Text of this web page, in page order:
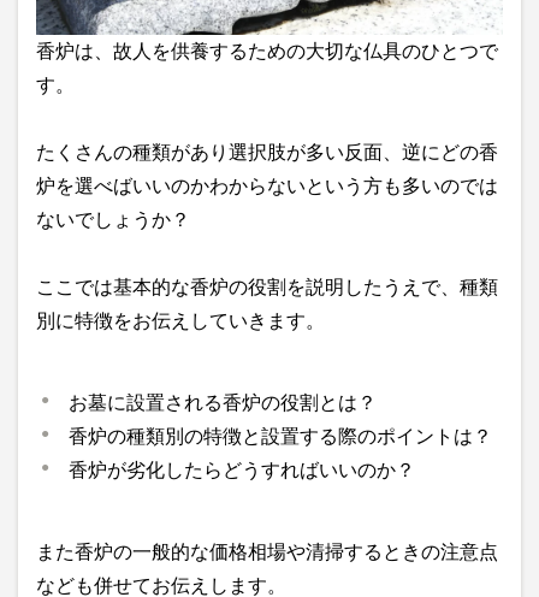
香炉は、故人を供養するための大切な仏具のひとつで
す。
たくさんの種類があり選択肢が多い反面、逆にどの香
炉を選べばいいのかわからないという方も多いのでは
ないでしょうか？
ここでは基本的な香炉の役割を説明したうえで、種類
別に特徴をお伝えしていきます。
お墓に設置される香炉の役割とは？
香炉の種類別の特徴と設置する際のポイントは？
香炉が劣化したらどうすればいいのか？
また香炉の一般的な価格相場や清掃するときの注意点
なども併せてお伝えします。